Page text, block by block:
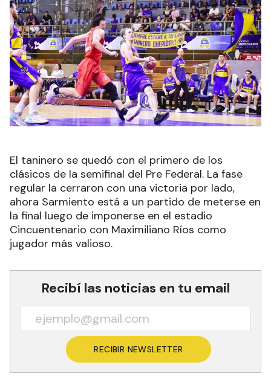
El taninero se quedó con el primero de los
clásicos de la semifinal del Pre Federal. La fase
regular la cerraron con una victoria por lado,
ahora Sarmiento está a un partido de meterse en
la final luego de imponerse en el estadio
Cincuentenario con Maximiliano Ríos como
jugador más valioso.
Recibí las noticias en tu email
RECIBIR NEWSLETTER